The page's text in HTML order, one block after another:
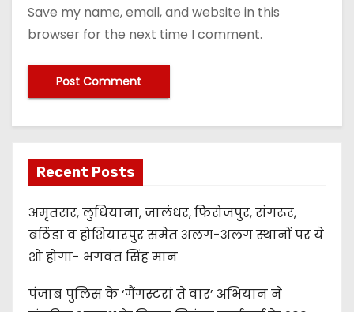
Save my name, email, and website in this
browser for the next time I comment.
Recent Posts
अमृतसर, लुधियाना, जालंधर, फिरोजपुर, संगरूर,
बठिंडा व होशियारपुर समेत अलग-अलग स्थानों पर ये
शो होगा- भगवंत सिंह मान
पंजाब पुलिस के ‘गैंगस्टरां ते वार’ अभियान ने